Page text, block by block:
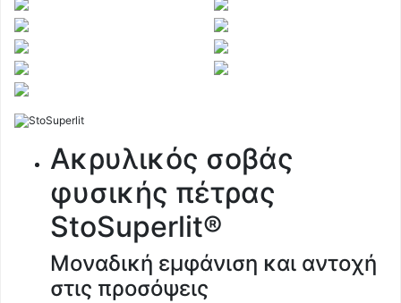
Ακρυλικός σοβάς
φυσικής πέτρας
StoSuperlit®
Μοναδική εμφάνιση και αντοχή
στις προσόψεις